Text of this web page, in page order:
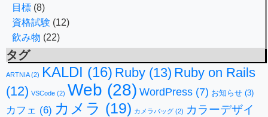
目標 (8)
資格試験 (12)
飲み物 (22)
タグ
ARTNIA(2) KALDI (16) Ruby (13) Ruby on Rails
(12) VSCode (2) Web (28) WordPress (7) お知らせ (3)
カフェ (6) カメラ (19) カメラバッグ (2) カラーデザイ